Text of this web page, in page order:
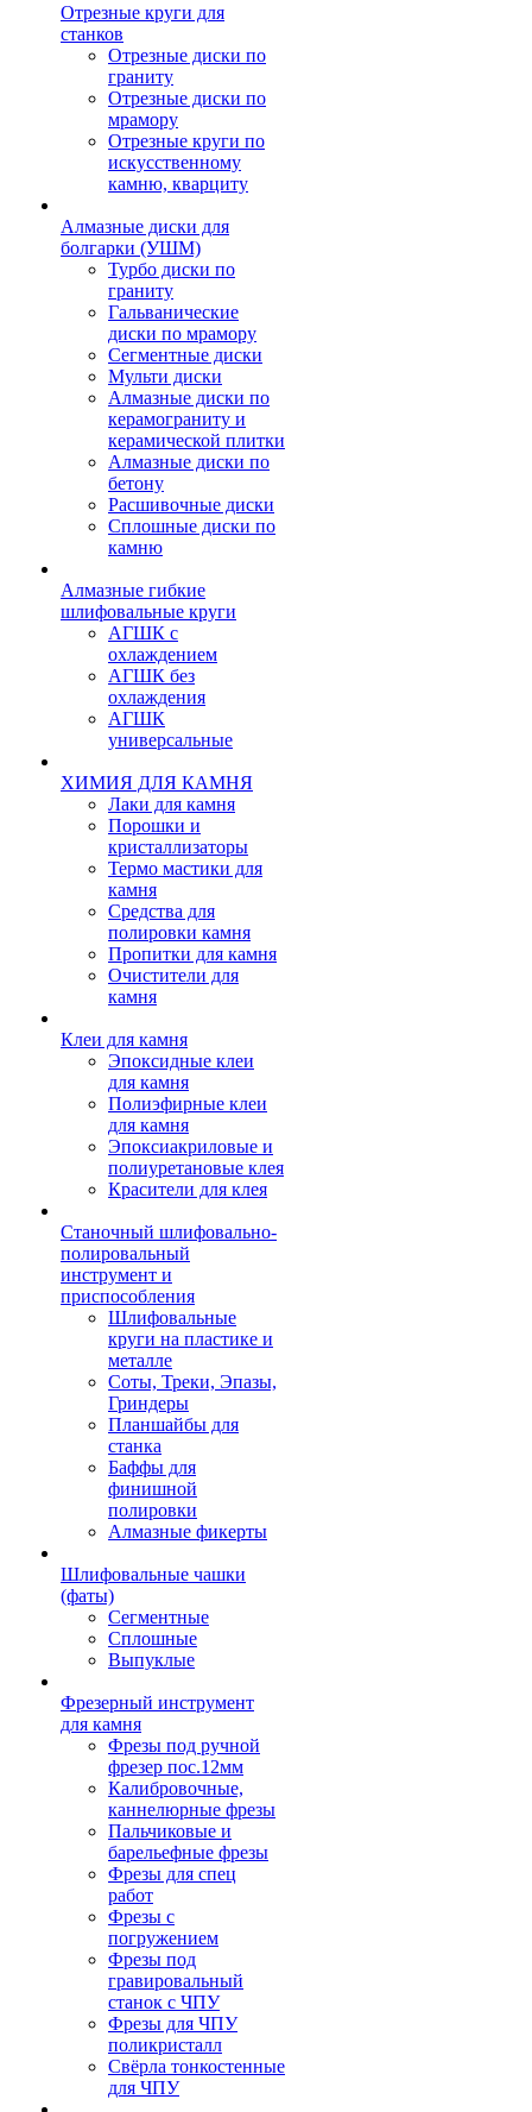
Отрезные круги для
станков
Отрезные диски по
граниту
Отрезные диски по
мрамору
Отрезные круги по
искусственному
камню, кварциту
Алмазные диски для
болгарки (УШМ)
Турбо диски по
граниту
Гальванические
диски по мрамору
Сегментные диски
Мульти диски
Алмазные диски по
керамограниту и
керамической плитки
Алмазные диски по
бетону
Расшивочные диски
Сплошные диски по
камню
Алмазные гибкие
шлифовальные круги
АГШК с
охлаждением
АГШК без
охлаждения
АГШК
универсальные
ХИМИЯ ДЛЯ КАМНЯ
Лаки для камня
Порошки и
кристаллизаторы
Термо мастики для
камня
Средства для
полировки камня
Пропитки для камня
Очистители для
камня
Клеи для камня
Эпоксидные клеи
для камня
Полиэфирные клеи
для камня
Эпоксиакриловые и
полиуретановые клея
Красители для клея
Станочный шлифовально-
полировальный
инструмент и
приспособления
Шлифовальные
круги на пластике и
металле
Соты, Треки, Эпазы,
Гриндеры
Планшайбы для
станка
Баффы для
финишной
полировки
Алмазные фикерты
Шлифовальные чашки
(фаты)
Сегментные
Сплошные
Выпуклые
Фрезерный инструмент
для камня
Фрезы под ручной
фрезер пос.12мм
Калибровочные,
каннелюрные фрезы
Пальчиковые и
барельефные фрезы
Фрезы для спец
работ
Фрезы с
погружением
Фрезы под
гравировальный
станок с ЧПУ
Фрезы для ЧПУ
поликристалл
Свёрла тонкостенные
для ЧПУ